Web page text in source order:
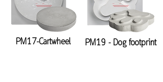
PM17-Cartwheel PM19 - Dog footprint